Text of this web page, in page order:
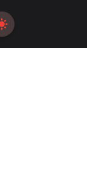
Switch to light /